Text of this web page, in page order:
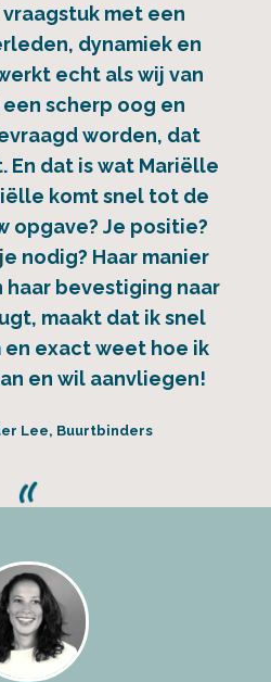
met een
dynamiek en
echt als wij van
scherp oog en
worden, dat
En dat is wat Mariëlle
komt snel tot de
opgave? Je positie?
nodig? Haar manier
haar bevestiging naar
maakt dat ik snel
exact weet hoe ik
en wil aanvliegen!
Lee, Buurtbinders